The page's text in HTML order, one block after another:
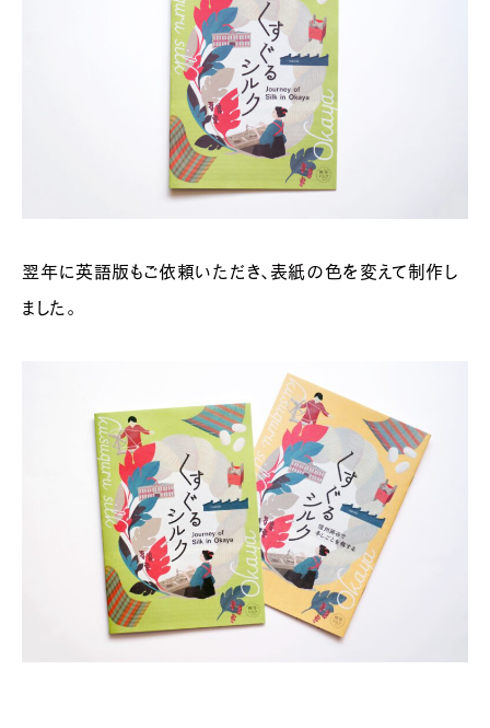
翌年に英語版もご依頼いただき、表紙の色を変えて制作し
ました。